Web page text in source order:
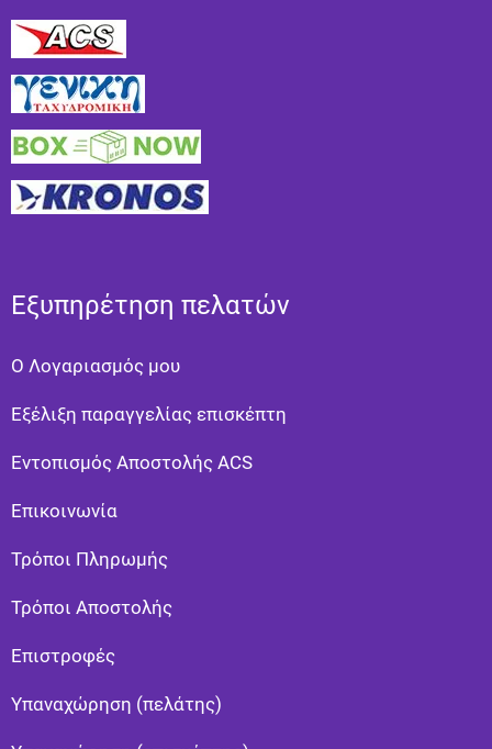
Εξυπηρέτηση πελατών
Ο Λογαριασμός μου
Εξέλιξη παραγγελίας επισκέπτη
Εντοπισμός Αποστολής ACS
Επικοινωνία
Τρόποι Πληρωμής
Τρόποι Αποστολής
Eπιστροφές
Υπαναχώρηση (πελάτης)